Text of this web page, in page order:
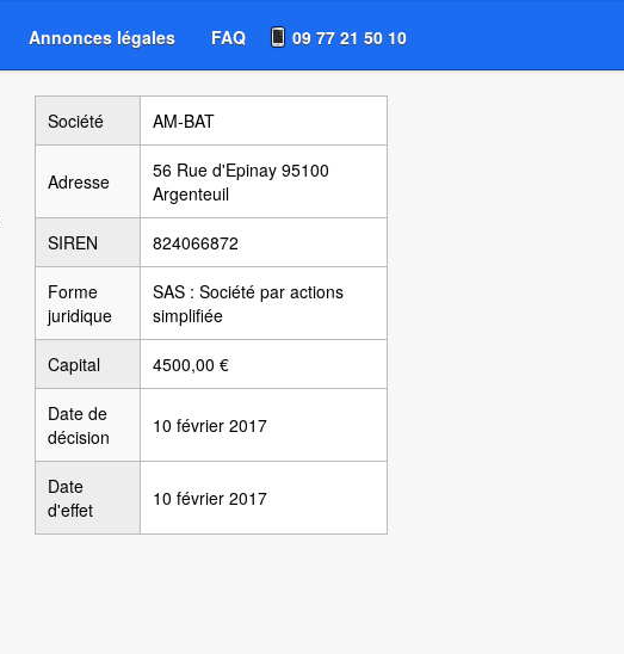
Annonces légales FAQ 09 77 21 50 10
Société AM-BAT
Adresse
56 Rue d'Epinay 95100
Argenteuil
SIREN 824066872
Forme
juridique
SAS : Société par actions
simplifiée
Capital 4500,00 €
Date de
décision
10 février 2017
Date
d'effet
10 février 2017